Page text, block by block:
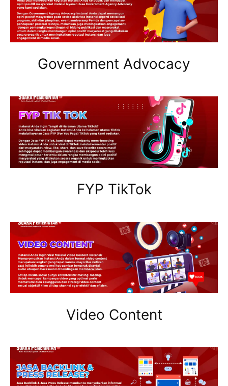
Government Advocacy
FYP TikTok
Video Content